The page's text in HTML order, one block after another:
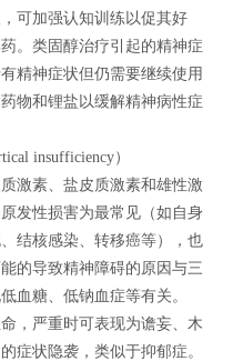
可加强认知训练以促其好
。类固醇治疗引起的精神症
精神症状但仍需要继续使用
物和锂盐以缓解精神病性症
insufficiency）
激素、盐皮质激素和雄性激
发性损害为最常见（如自身
结核感染、转移癌等），也
的导致精神障碍的原因与三
血糖、低钠血症等有关。
，严重时可表现为谵妄、木
症状隐袭，类似于抑郁症。